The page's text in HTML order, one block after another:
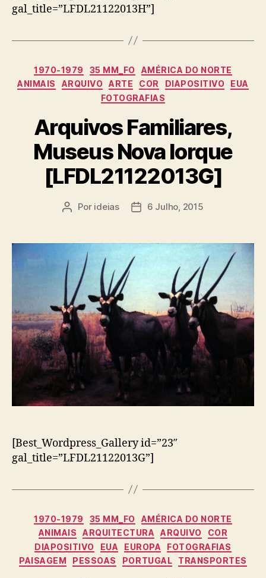
gal_title=”LFDL21122013H”]
Categorias
1970-1979 35 MM_FO
AMÉRICA DO NORTE
ANIMAIS
ARQUIVO ARTE COR DIAPOSITIVO
EUA
FOTOGRAFIAS
Arquivos Familiares,
Museus Nova Iorque
[LFDL21122013G]
Autor
Por ideias
Data6 Julho, 2015
[Best_Wordpress_Gallery id=”23″
gal_title=”LFDL21122013G”]
Categorias
1970-1979 35 MM_FO
AMÉRICA DO NORTE
ANIMAIS
ARQUITECTURA ARQUIVO
COR
DIAPOSITIVO
EUA EUROPA
FOTOGRAFIAS
PAISAGEM
PESSOAS PORTUGAL TRANSPORTES